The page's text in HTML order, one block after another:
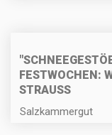
FESTWOCHEN:
STRAUSS
Salzkammergut